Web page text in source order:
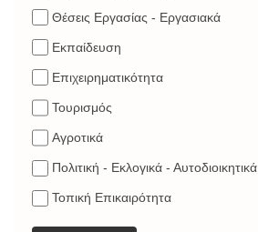
Θέσεις Εργασίας - Εργασιακά
Εκπαίδευση
Επιχειρηματικότητα
Τουρισμός
Αγροτικά
Πολιτική - Εκλογικά - Αυτοδιοικητικά
Τοπική Επικαιρότητα